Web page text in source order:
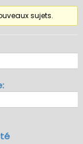
sujets.